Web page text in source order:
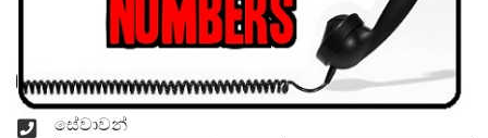
සේවාවන්